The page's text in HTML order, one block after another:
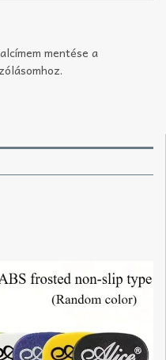
mentése a